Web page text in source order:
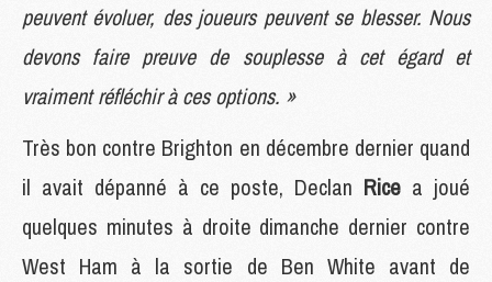
peuvent évoluer, des joueurs peuvent se blesser. Nous
devons faire preuve de souplesse à cet égard et
vraiment réfléchir à ces options. »
Très bon contre Brighton en décembre dernier quand
il avait dépanné à ce poste, Declan Rice a joué
quelques minutes à droite dimanche dernier contre
West Ham à la sortie de Ben White avant de